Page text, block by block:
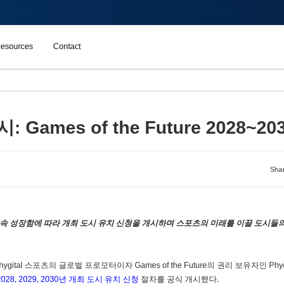
Contact
에너지 엔터테인
: Games of the Future
장함에 따라 개최 도시 유치 신청을 개시하며 스포츠의 미래를 이끌 도시들
스포츠의 글로벌 프로모터이자 Games of the Future의 권리 보유자인
2029, 2030년 개최 도시 유치 신청 절차를 공식 개시했다.